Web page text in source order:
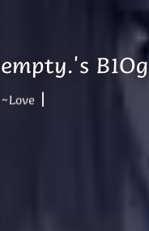
B1Og
Forever